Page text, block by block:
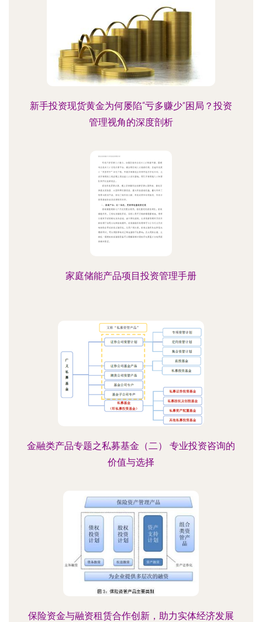
新手投资现货黄金为何屡陷“亏多赚少”困局？投资
管理视角的深度剖析
家庭储能产品项目投资管理手册
金融类产品专题之私募基金（二） 专业投资咨询的
价值与选择
保险资金与融资租赁合作创新，助力实体经济发展